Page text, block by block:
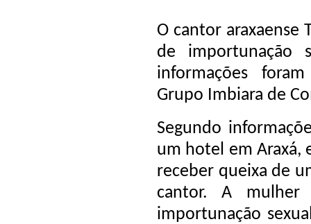
O cantor araxaense
de importunação
informações
Grupo Imbiara de
Segundo
um hotel em Araxá,
receber queixa de
cantor. A
importunação